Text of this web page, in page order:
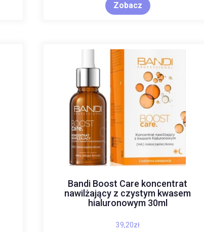
Zobacz
Bandi Boost Care koncentrat
nawilżający z czystym kwasem
hialuronowym 30ml
39,20zł